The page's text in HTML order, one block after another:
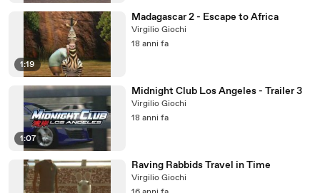
1:19
Madagascar 2 - Escape to Africa
Virgilio Giochi
18 anni fa
1:07
Midnight Club Los Angeles - Trailer 3
Virgilio Giochi
18 anni fa
Raving Rabbids Travel in Time
Virgilio Giochi